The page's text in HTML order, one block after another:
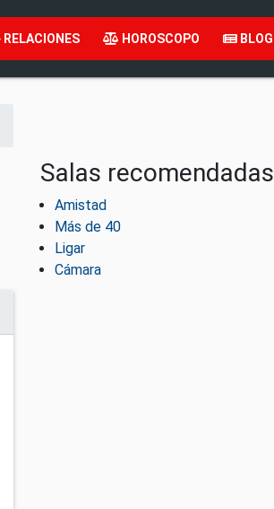
RELACIONES HOROSCOPO BLOG
Salas recomendadas
Amistad
Más de 40
Ligar
Cámara